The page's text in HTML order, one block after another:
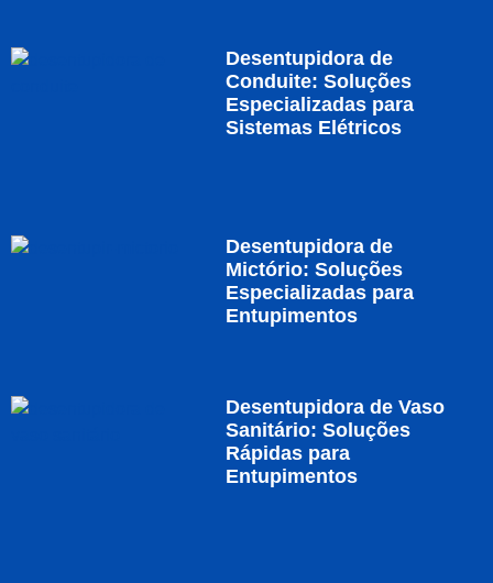
Desentupidora de
Conduite: Soluções
Especializadas para
Sistemas Elétricos
Desentupidora de
Mictório: Soluções
Especializadas para
Entupimentos
Desentupidora de Vaso
Sanitário: Soluções
Rápidas para
Entupimentos